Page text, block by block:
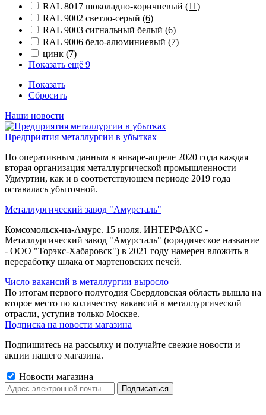
RAL 8017 шоколадно-коричневый (11)
RAL 9002 светло-серый (6)
RAL 9003 сигнальный белый (6)
RAL 9006 бело-алюминиевый (7)
цинк (7)
Показать ещё 9
Показать
Сбросить
Наши новости
Предприятия металлургии в убытках
По оперативным данным в январе-апреле 2020 года каждая
вторая организация металлургической промышленности
Удмуртии, как и в соответствующем периоде 2019 года
оставалась убыточной.
Металлургический завод "Амурсталь"
Комсомольск-на-Амуре. 15 июля. ИНТЕРФАКС -
Металлургический завод "Амурсталь" (юридическое название
- ООО "Торэкс-Хабаровск") в 2021 году намерен вложить в
переработку шлака от мартеновских печей.
Число вакансий в металлургии выросло
По итогам первого полугодия Свердловская область вышла на
второе место по количеству вакансий в металлургической
отрасли, уступив только Москве.
Подписка на новости магазина
Подпишитесь на рассылку и получайте свежие новости и
акции нашего магазина.
Новости магазина